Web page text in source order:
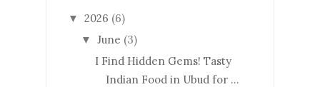
▼ 2026 (6)
▼ June (3)
I Find Hidden Gems! Tasty
Indian Food in Ubud for ...